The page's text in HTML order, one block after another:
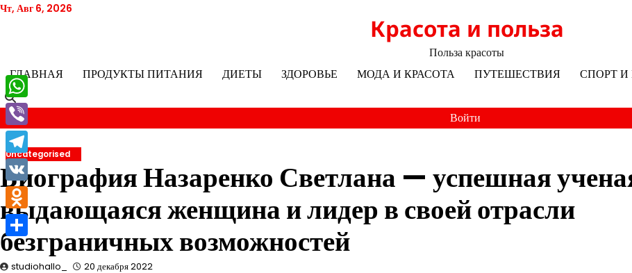
Перейти
Чт, Авг 6, 2026
Красота и польза
Польза красоты
ГЛАВНАЯ
ПРОДУКТЫ ПИТАНИЯ ДИЕТЫ ЗДОРОВЬЕ МОДА И КРАСОТА ПУТЕШЕСТВИЯ СПОРТ И
Войти
Uncategorised
Биография Назаренко Светлана — успешная
выдающаяся женщина и лидер в своей отрасли
безграничных возможностей
studiohallo_ 20 декабря 2022
WhatsApp
Viber
Telegram
VK
Odnoklassniki
Отправить